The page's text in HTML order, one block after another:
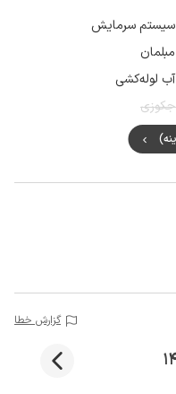
سیستم سرمایش
مبلمان
آب لوله‌کشی
جکوزی
گزارش خطا